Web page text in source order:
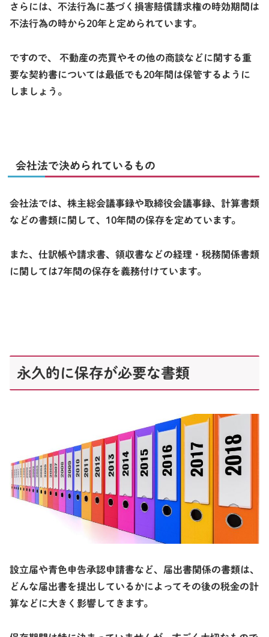
さらには、不法行為に基づく損害賠償請求権の時効期間は
不法行為の時から20年と定められています。
ですので、 不動産の売買やその他の商談などに関する重
要な契約書については最低でも20年間 は保管するように
しましょう。
会社法で決められているもの
会社法では、株主総会議事録や取締役会議事録、計算書類
などの書類に関して、 10年間 の保存を定めています。
また、仕訳帳や請求書、領収書などの経理・税務関係書類
に関しては7年間 の保存を義務付けています。
永久的に保存が必要な書類
設立届や青色申告承認申請書など、届出書関係の書類は、
どんな届出書を提出しているかによってその後の税金の計
算などに大きく影響してきます。